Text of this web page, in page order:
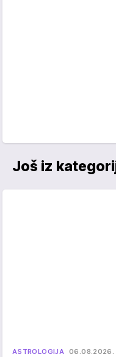
Još iz
ASTROLOGIJA 06.08.2026.